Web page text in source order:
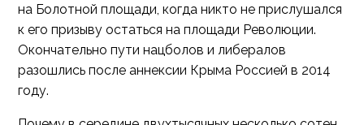
на Болотной площади, когда никто не прислушался
к его призыву остаться на площади Революции.
Окончательно пути нацболов и либералов
разошлись после аннексии Крыма Россией в 2014
году.